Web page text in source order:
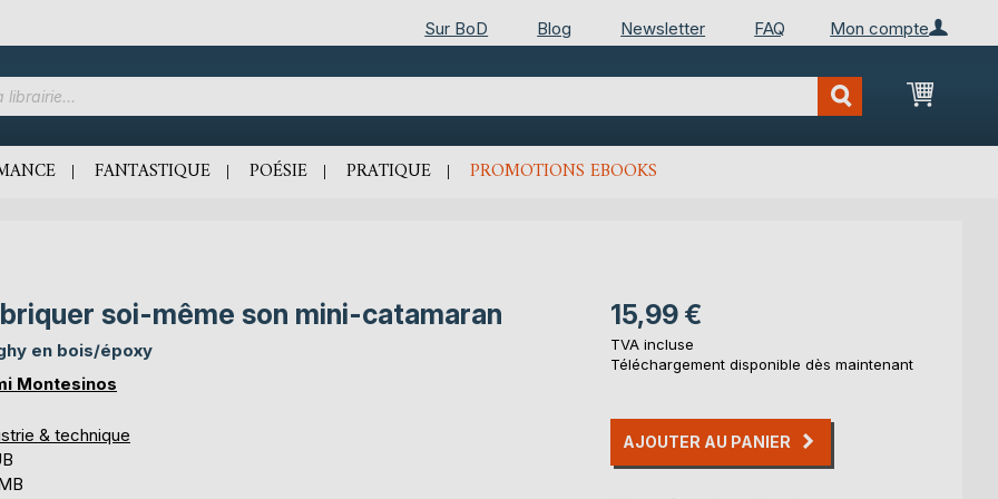
Mon compte
Sur BoD Blog Newsletter FAQ
Mon
FANTASTIQUE POÉSIE PRATIQUE PROMOTIONS EBOOKS
soi-même son mini-catamaran
en bois/époxy
Montesinos
& technique
15,99 €
TVA incluse
Téléchargement disponible dès maintenant
AJOUTER AU PANIER